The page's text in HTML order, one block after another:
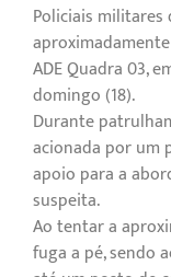
Policiais
ADE Quadra 03,
domingo (18).
Durante
acionada por um
apoio para a
suspeita.
Ao tentar a
fuga a pé, sendo